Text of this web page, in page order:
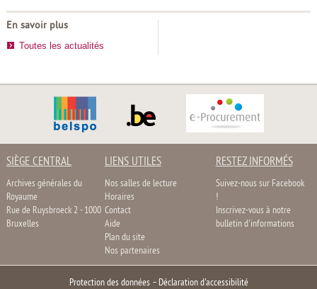
En savoir plus
Toutes les actualités
SIÈGE CENTRAL
Archives générales du
Royaume
Rue de Ruysbroeck 2 - 1000
Bruxelles
LIENS UTILES
Nos salles de lecture
Horaires
Contact
Aide
Plan du site
Nos partenaires
RESTEZ INFORMÉS
Suivez-nous sur Facebook
!
Inscrivez-vous à notre
bulletin d'informations
Protection des données– Déclaration d'accessibilité